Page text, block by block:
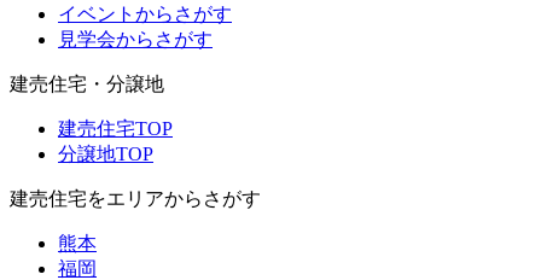
イベントからさがす
見学会からさがす
建売住宅・分譲地
建売住宅TOP
分譲地TOP
建売住宅をエリアからさがす
熊本
福岡